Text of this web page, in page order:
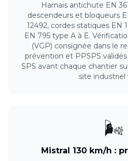
Harnais antichute EN
descendeurs et bloqueurs
12492, cordes statiques EN
EN 795 type A à E.
(VGP) consignée dans le
prévention et PPSPS
SPS avant chaque chantier
site industriel
🌬️
Mistral 130 km/h :